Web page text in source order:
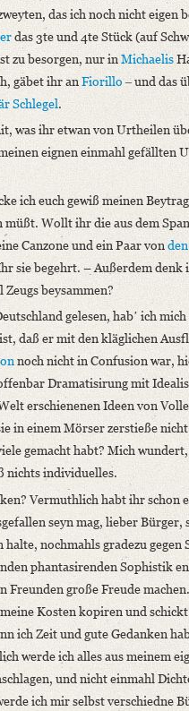
das ich noch nicht eigen
das 3te und 4te Stück (auf
zu besorgen, nur in Michaelis
gäbet ihr anFiorillo ‒ und das
Schlegel.
was ihr etwan von Urtheilen
eignen einmahl gefällten
ich euch gewiß meinen
Wollt ihr die aus dem
Canzone und ein Paar von
sie begehrt. – Außerdem denk
beysammen?
gelesen, habʼ ich
daß er mit den kläglichen
noch nicht in Confusion war,
Dramatisirung mit
erschienenen Ideen von
in einem Mörser zerstieße
gemacht habt? Mich
nichts individuelles.
Vermuthlich habt ihr schon
seyn mag, lieber
nochmahls gradezu
phantasirenden Sophistik
große Freude
Kosten kopiren und
ich Zeit und gute Gedanken
werde ich alles aus meinem
und nicht einmahl
ich mir selbst verschiedne